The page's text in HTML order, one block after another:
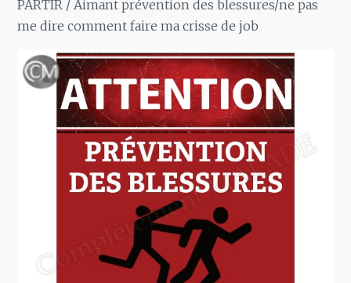
PARTIR / Aimant prévention des blessures/ne pas
me dire comment faire ma crisse de job